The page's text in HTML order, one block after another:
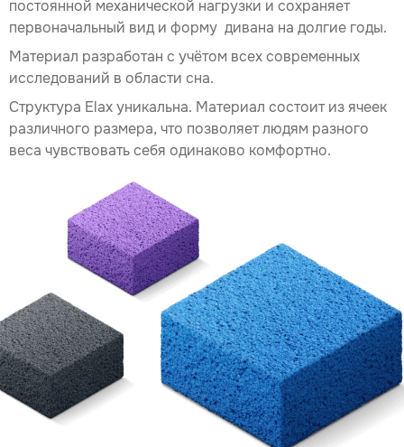
постоянной механической нагрузки и сохраняет
первоначальный вид и форму дивана на долгие годы.
Материал разработан с учётом всех современных
исследований в области сна.
Структура Elax уникальна. Материал состоит из ячеек
различного размера, что позволяет людям разного
веса чувствовать себя одинаково комфортно.